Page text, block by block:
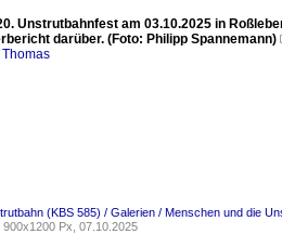
Unstrutbahnfest am 03.10.2025 in
darüber. (Foto: Philipp Spannemann)
Thomas
(KBS 585) / Galerien / Menschen und die
900x1200 Px, 07.10.2025